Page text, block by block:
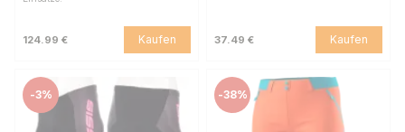
124.99 € Kaufen 37.49 € Kaufen
-3% -38%